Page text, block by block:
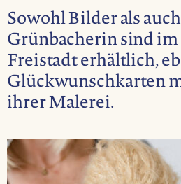
Sowohl Bilder als
Grünbacherin sind
Freistadt erhältlich,
Glückwunschkarten
ihrer Malerei.